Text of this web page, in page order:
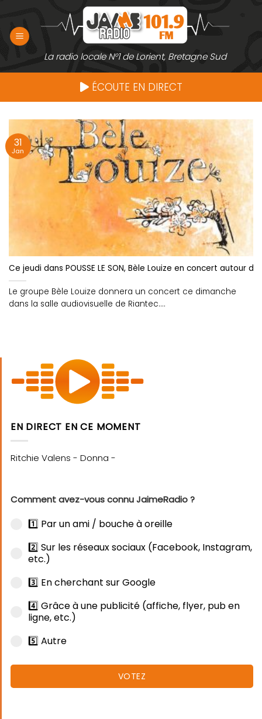
contenu
La radio locale N°1 de Lorient, Bretagne Sud
ÉCOUTE EN DIRECT
Ce jeudi dans POUSSE LE SON, Bèle Louize en concert autour
Le groupe Bèle Louize donnera un concert ce dimanche
dans la salle audiovisuelle de Riantec....
31
Jan
EN DIRECT EN CE MOMENT
Comment avez-vous connu JaimeRadio ?
1️⃣ Par un ami / bouche à oreille
2️⃣ Sur les réseaux sociaux (Facebook, Instagram,
etc.)
3️⃣ En cherchant sur Google
4️⃣ Grâce à une publicité (affiche, flyer, pub en
ligne, etc.)
5️⃣ Autre
VOTEZ